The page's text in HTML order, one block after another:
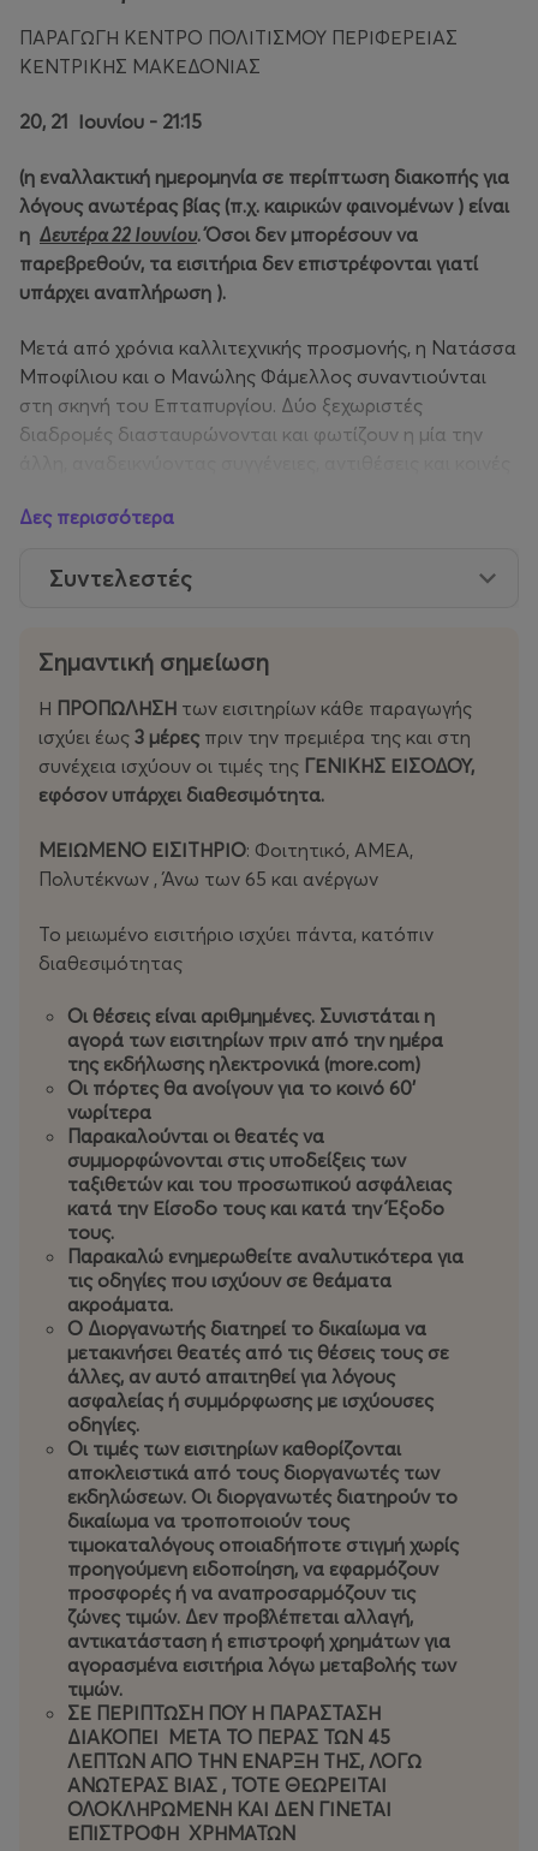
ΠΑΡΑΓΩΓΗ ΚΕΝΤΡΟ ΠΟΛΙΤΙΣΜΟΥ ΠΕΡΙΦΕΡΕΙΑΣ
ΚΕΝΤΡΙΚΗΣ ΜΑΚΕΔΟΝΙΑΣ
20, 21 Ιουνίου - 21:15
(η εναλλακτική ημερομηνία σε περίπτωση διακοπής για
λόγους ανωτέρας βίας (π.χ. καιρικών φαινομένων ) είναι
η Δευτέρα 22 Ιουνίου. Όσοι δεν μπορέσουν να
παρεβρεθούν, τα εισιτήρια δεν επιστρέφονται γιατί
υπάρχει αναπλήρωση ).
Μετά από χρόνια καλλιτεχνικής προσμονής, η Νατάσσα
Μποφίλιου και o Μανώλης Φάμελλος συναντιούνται
στη σκηνή του Επταπυργίου. Δύο ξεχωριστές
διαδρομές διασταυρώνονται και φωτίζουν η μία την
αλλά και ευρύτερες επιλογές από το προσωπικό τους
ακουστικό τοπίο όπου δύο κιθάρες και ένα πιάνο
τις μελωδίες από το γνώριμο περίβλημά τους και
αποκαλύπτοντας τον μυστικό τους πυρήνα.
Έτσι, ο κύκλος που τους έφερε μαζί δεν λειτουργεί ως
αφήγηση για όσα προηγήθηκαν και για όσα ανοίγονται
μπροστά. Μια παράσταση που μοιάζει με όνειρο
ανθρώπινη — στη σκηνή του Επταπυργίου.
Προπώληση εισιτηρίων και πληροφορίες από τη
more.com
Και τα φυσικά σημεία προπώλησης WIND ,Public
Markt
Για πληροφορίες : www.kepo .grτηλ. 2310602599
προπώλησητων εισιτηρίων κάθε παραγωγής ισχύει
έως 3 μέρες πριν την πρεμιέρα της και στη συνέχεια
ισχύουν οι τιμές τηςΓενικής εισόδου
20,21/6«ΔΕΝ ΕΙΔΑ ΜΑΤΙΑ» ΝΑΤΑΣΣΑ ΜΠΟΦΙΛΙΟΥ,
ΜΑΝΩΛΗΣ ΦΑΜΕΛΛΟΣ
ΠΡΟΠΩΛΗΣΗ 25€Α’ Διάζωμα,25€Β’ Διάζωμα,20€
Διάζωμα
ΜΕΙΩΜ. ΕΙΣΙΤΗΡΙΟ 15€ Γ’ Διάζωμα
ΓΕΝΙΚΗ ΕΙΣΟΔΟΣ35€ Α’ Διάζωμα,30€Β’ Διάζωμα
Γ’ Διάζωμα
ΜΕΙΩΜ. ΕΙΣΙΤΗΡΙΟ 20€Γ’ Διάζωμα
Δες περισσότερα
Συντελεστές
Σημαντική σημείωση
Η ΠΡΟΠΩΛΗΣΗ των εισιτηρίων κάθε παραγωγής
ισχύει έως 3 μέρες πριν την πρεμιέρα της και στη
συνέχεια ισχύουν οι τιμές της ΓΕΝΙΚΗΣ ΕΙΣΟΔΟΥ,
εφόσον υπάρχει διαθεσιμότητα.
ΜΕΙΩΜΕΝΟ ΕΙΣΙΤΗΡΙΟ: Φοιτητικό, ΑΜΕΑ,
Πολυτέκνων , Άνω των 65 και ανέργων
Το μειωμένο εισιτήριο ισχύει πάντα, κατόπιν
διαθεσιμότητας
Οι θέσεις είναι αριθμημένες. Συνιστάται η
αγορά των εισιτηρίων πριν από την ημέρα
της εκδήλωσης ηλεκτρονικά (more.com)
Οι πόρτες θα ανοίγουν για το κοινό 60'
νωρίτερα
Παρακαλούνται οι θεατές να
συμμορφώνονται στις υποδείξεις των
ταξιθετών και του προσωπικού ασφάλειας
κατά την Είσοδο τους και κατά την Έξοδο
τους.
Παρακαλώ ενημερωθείτε αναλυτικότερα για
τις οδηγίες που ισχύουν σε θεάματα
ακροάματα.
Ο Διοργανωτής διατηρεί το δικαίωμα να
μετακινήσει θεατές από τις θέσεις τους σε
άλλες, αν αυτό απαιτηθεί για λόγους
ασφαλείας ή συμμόρφωσης με ισχύουσες
οδηγίες.
Οι τιμές των εισιτηρίων καθορίζονται
αποκλειστικά από τους διοργανωτές των
εκδηλώσεων. Οι διοργανωτές διατηρούν το
δικαίωμα να τροποποιούν τους
τιμοκαταλόγους οποιαδήποτε στιγμή χωρίς
προηγούμενη ειδοποίηση, να εφαρμόζουν
προσφορές ή να αναπροσαρμόζουν τις
ζώνες τιμών. Δεν προβλέπεται αλλαγή,
αντικατάσταση ή επιστροφή χρημάτων για
αγορασμένα εισιτήρια λόγω μεταβολής των
τιμών.
ΣΕ ΠΕΡΙΠΤΩΣΗ ΠΟΥ Η ΠΑΡΑΣΤΑΣΗ
ΔΙΑΚΟΠΕΙ ΜΕΤΑ ΤΟ ΠΕΡΑΣ ΤΩΝ 45
ΛΕΠΤΩΝ ΑΠΟ ΤΗΝ ΕΝΑΡΞΗ ΤΗΣ, ΛΟΓΩ
ΑΝΩΤΕΡΑΣ ΒΙΑΣ , ΤΟΤΕ ΘΕΩΡΕΙΤΑΙ
ΟΛΟΚΛΗΡΩΜΕΝΗ ΚΑΙ ΔΕΝ ΓΙΝΕΤΑΙ
ΕΠΙΣΤΡΟΦΗ ΧΡΗΜΑΤΩΝ